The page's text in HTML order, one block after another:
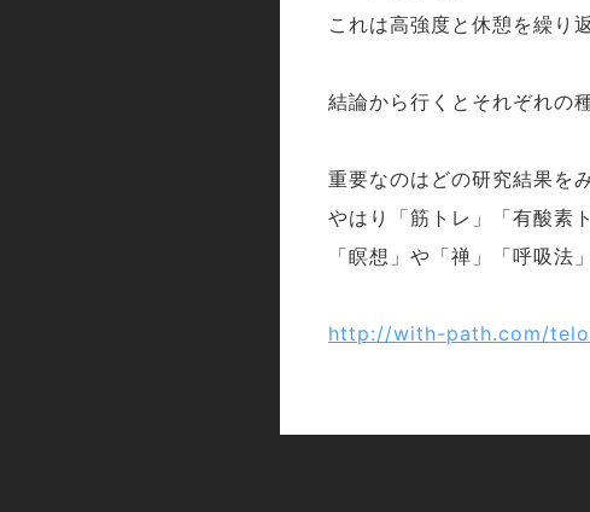
これは高強度と休憩を繰り
結論から行くとそれぞれの
重要なのはどの研究結果を
やはり「筋トレ」「有酸素
「瞑想」や「禅」「呼吸法
http://with-path.com/